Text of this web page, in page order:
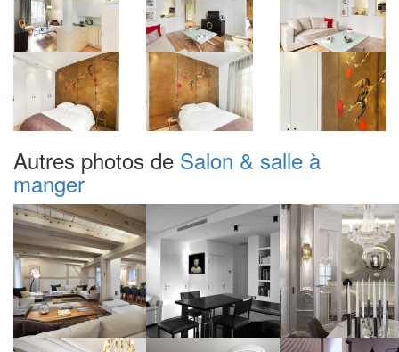
Autres photos de Salon & salle à
manger